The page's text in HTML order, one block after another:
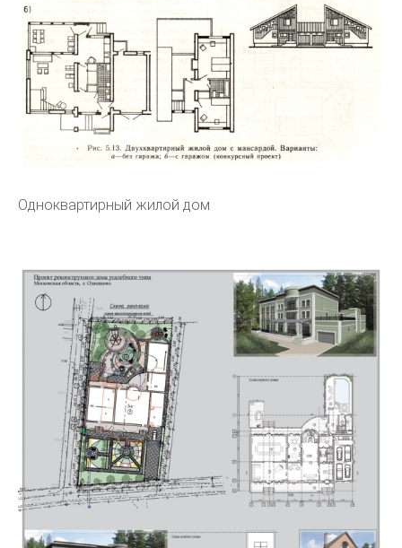
Одноквартирный жилой дом